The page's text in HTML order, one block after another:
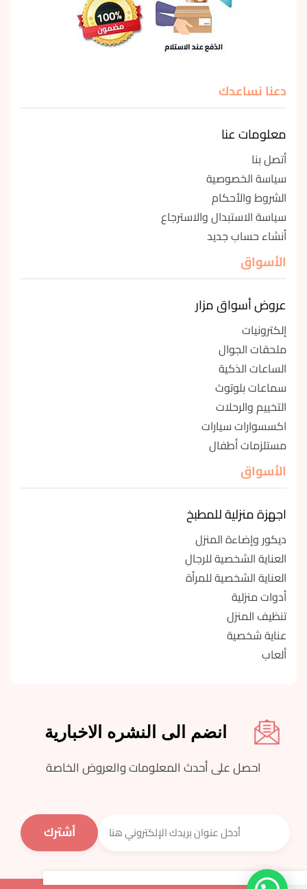
دعنا نساعدك
معلومات عنا
أتصل بنا
سياسة الخصوصية
الشروط والأحكام
سياسة الاستبدال والاسترجاع
أنشاء حساب جديد
الأسواق
عروض أسواق مزار
إلكترونيات
ملحقات الجوال
الساعات الذكية
سماعات بلوتوث
التخييم والرحلات
اكسسوارات سيارات
مستلزمات أطفال
الأسواق
اجهزة منزلية للمطبخ
ديكور وإضاءة المنزل
العناية الشخصية للرجال
العناية الشخصية للمرأة
أدوات منزلية
تنظيف المنزل
عناية شخصية
ألعاب
انضم الى النشره الاخبارية
احصل على أحدث المعلومات والعروض الخاصة